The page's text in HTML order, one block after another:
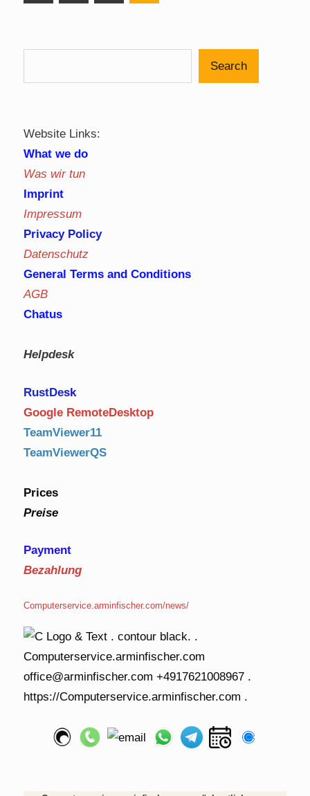
Posts
Search
Website Links:
What we do
Was wir tun
Imprint
Impressum
Privacy Policy
Datenschutz
General Terms and Conditions
AGB
Chatus
Helpdesk
RustDesk
Google RemoteDesktop
TeamViewer11
TeamViewerQS
Prices
Preise
Payment
Bezahlung
Computerservice.arminfischer.com/news/